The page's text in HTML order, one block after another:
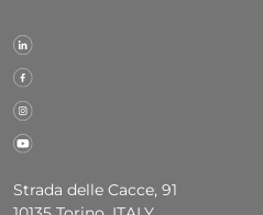
Strada delle Cacce, 91